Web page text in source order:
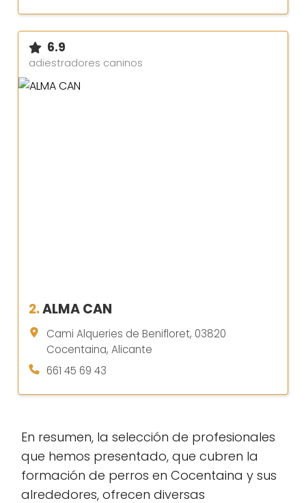
6.9
adiestradores caninos
2.ALMA CAN
Cami Alqueries de Benifloret, 03820
Cocentaina, Alicante
661 45 69 43
En resumen, la selección de profesionales
que hemos presentado, que cubren la
formación de perros en Cocentaina y sus
alrededores, ofrecen diversas